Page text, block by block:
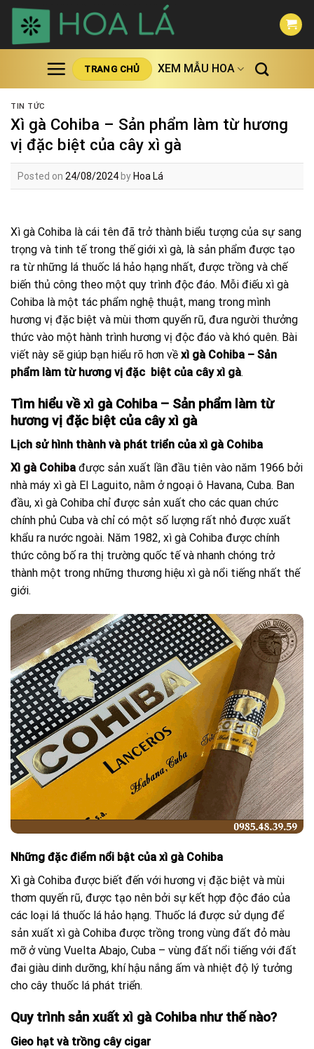
Skip
content
TRANG CHỦ XEM MẪU HOA
TIN TỨC
Xì gà Cohiba – Sản phẩm làm từ hương
vị đặc biệt của cây xì gà
Posted on 24/08/2024 by Hoa Lá
Xì gà Cohiba là cái tên đã trở thành biểu tượng của sự sang
trọng và tinh tế trong thế giới xì gà, là sản phẩm được tạo
ra từ những lá thuốc lá hảo hạng nhất, được trồng và chế
biến thủ công theo một quy trình độc đáo. Mỗi điếu xì gà
Cohiba là một tác phẩm nghệ thuật, mang trong mình
hương vị đặc biệt và mùi thơm quyến rũ, đưa người thưởng
thức vào một hành trình hương vị độc đáo và khó quên. Bài
viết này sẽ giúp bạn hiểu rõ hơn về xì gà Cohiba – Sản
phẩm làm từ hương vị đặc biệt của cây xì gà.
Tìm hiểu về xì gà Cohiba – Sản phẩm làm từ
hương vị đặc biệt của cây xì gà
Lịch sử hình thành và phát triển của xì gà Cohiba
Xì gà Cohiba được sản xuất lần đầu tiên vào năm 1966 bởi
nhà máy xì gà El Laguito, nằm ở ngoại ô Havana, Cuba. Ban
đầu, xì gà Cohiba chỉ được sản xuất cho các quan chức
chính phủ Cuba và chỉ có một số lượng rất nhỏ được xuất
khẩu ra nước ngoài. Năm 1982, xì gà Cohiba được chính
thức công bố ra thị trường quốc tế và nhanh chóng trở
thành một trong những thương hiệu xì gà nổi tiếng nhất thế
giới.
Những đặc điểm nổi bật của xì gà Cohiba
Xì gà Cohiba được biết đến với hương vị đặc biệt và mùi
thơm quyến rũ, được tạo nên bởi sự kết hợp độc đáo của
các loại lá thuốc lá hảo hạng. Thuốc lá được sử dụng để
sản xuất xì gà Cohiba được trồng trong vùng đất đỏ màu
mỡ ở vùng Vuelta Abajo, Cuba – vùng đất nổi tiếng với đất
đai giàu dinh dưỡng, khí hậu nắng ấm và nhiệt độ lý tưởng
cho cây thuốc lá phát triển.
Quy trình sản xuất xì gà Cohiba như thế nào?
Gieo hạt và trồng cây cigar